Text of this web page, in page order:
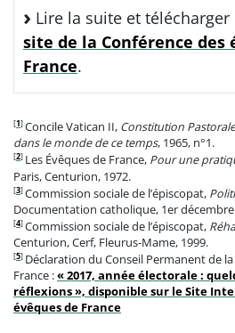
Lire la suite et télécharger
site de la Conférence des
France.
[1] Concile Vatican II, Constitution Pastorale
dans le monde de ce temps, 1965, n°1.
[2] Les Évêques de France, Pour une
Paris, Centurion, 1972.
[3]Commission sociale de l’épiscopat,
Documentation catholique, 1er décembre
[4]Commission sociale de l’épiscopat,
Centurion, Cerf, Fleurus-Mame, 1999.
[5] Déclaration du Conseil Permanent de
France :« 2017, année électorale :
réflexions », disponible sur le Site
évêques de France